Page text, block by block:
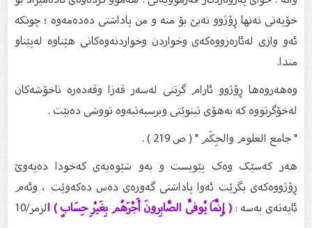
خۆیەتی تەنها ڕۆژوو نەبێ بۆ منە و من پاداشتی دەدەمەوە ؛ چونکە
ئەو وازی لەئارەزووەکەی وخواردن وخواردنەوەکانی هێناوە لەپێناو
مندا.
وەهەروەها ڕۆژوو ئارام گرتنی لەسەر قەزا وقەدەرە ناخۆشەکان
لەخۆگرتووە کە بەهۆی تینوێتی وبرسیەتیەوە تووشی دەبێت .
" جامع العلوم والحِكَم " ( ص 219 ) .
هەر کەسێک وەک پێویست و بەو شێوەیەی کەخودا دەیەوێ
ڕۆژووەکەی بگرێت ئەوا پاداشتی گەورەی دەس دەکەوێت ، وئەم
ئایەتەی بەسە :( إِنَّمَا يُوفَّى الصَّابِرونَ أَجْرَهُم بِغَيْرِ حِسَابٍ ) ا
لزمر/10